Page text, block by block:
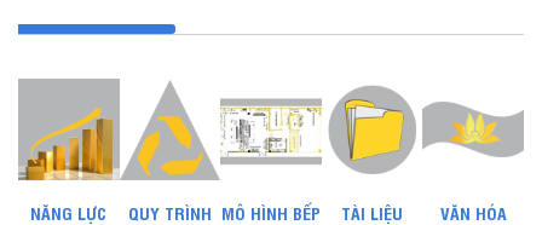
NĂNG LỰC
QUY TRÌNH MÔ HÌNH BẾP
TÀI LIỆU
VĂN HÓA